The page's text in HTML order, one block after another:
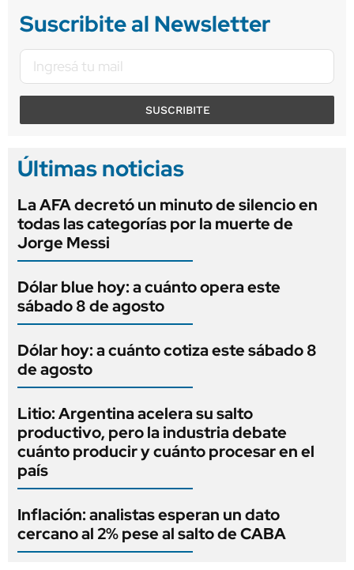
Suscribite al Newsletter
SUSCRIBITE
Últimas noticias
La AFA decretó un minuto de silencio en
todas las categorías por la muerte de
Jorge Messi
Dólar blue hoy: a cuánto opera este
sábado 8 de agosto
Dólar hoy: a cuánto cotiza este sábado 8
de agosto
Litio: Argentina acelera su salto
productivo, pero la industria debate
cuánto producir y cuánto procesar en el
país
Inflación: analistas esperan un dato
cercano al 2% pese al salto de CABA